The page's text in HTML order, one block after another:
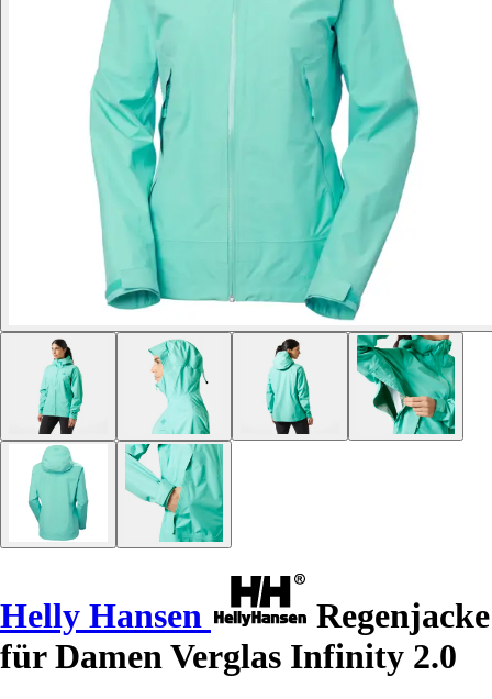
Helly Hansen
Regenjacke
für Damen Verglas Infinity 2.0